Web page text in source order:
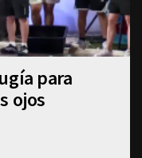
para
ojos